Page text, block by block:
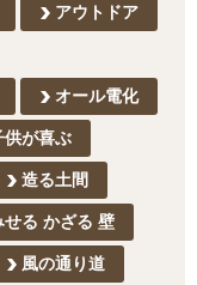
アウトドア
オール電化
供が喜ぶ
造る土間
せる かざる 壁
風の通り道